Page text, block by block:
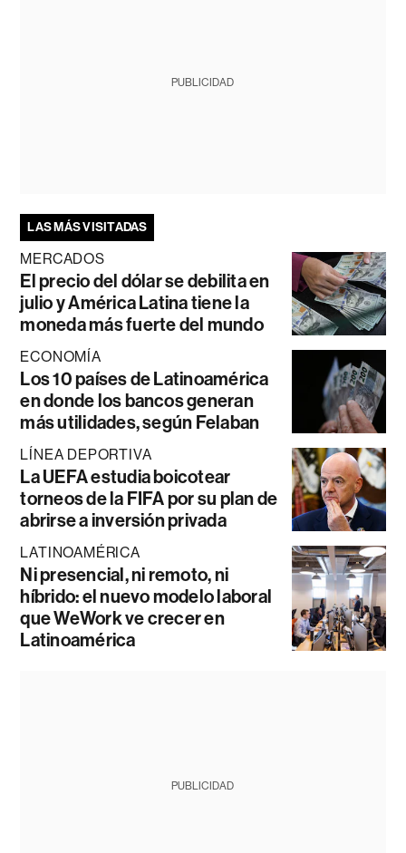
PUBLICIDAD
LAS MÁS VISITADAS
MERCADOS
El precio del dólar se debilita en
julio y América Latina tiene la
moneda más fuerte del mundo
ECONOMÍA
Los 10 países de Latinoamérica
en donde los bancos generan
más utilidades, según Felaban
LÍNEA DEPORTIVA
La UEFA estudia boicotear
torneos de la FIFA por su plan de
abrirse a inversión privada
LATINOAMÉRICA
Ni presencial, ni remoto, ni
híbrido: el nuevo modelo laboral
que WeWork ve crecer en
Latinoamérica
PUBLICIDAD